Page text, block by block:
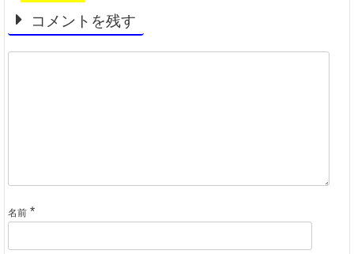
コメントを残す
名前 *